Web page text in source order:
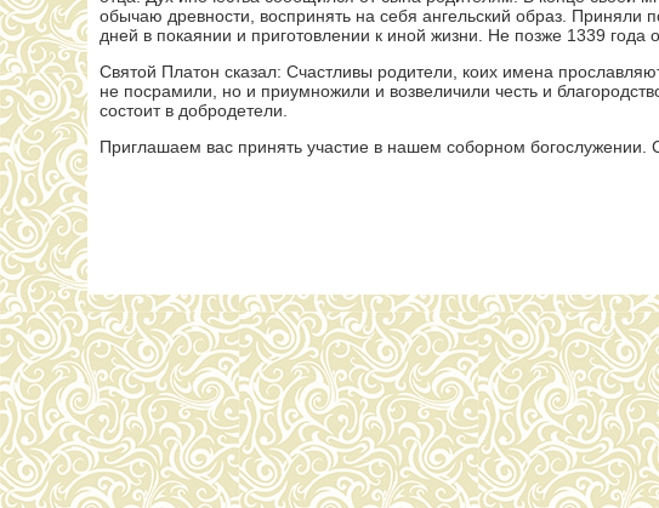
обычаю древности, воспринять на себя ангельский образ. Приняли
дней в покаянии и приготовлении к иной жизни. Не позже 1339
Святой Платон сказал: Счастливы родители, коих имена
не посрамили, но и приумножили и возвеличили честь и
состоит в добродетели.
Приглашаем вас принять участие в нашем соборном